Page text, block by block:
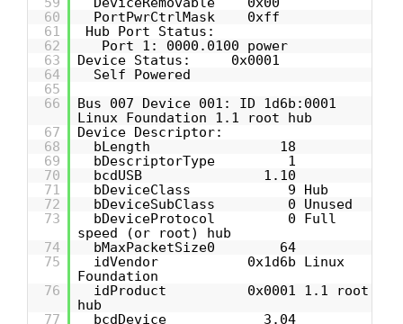
60
PortPwrCtrlMask 0xff
61
Hub Port Status:
62
Port 1: 0000.0100 power
63
Device Status: 0x0001
64
Self Powered
65
66
Bus 007 Device 001: ID 1d6b:0001
Linux Foundation 1.1 root hub
67
Device Descriptor:
68
bLength 18
69
bDescriptorType 1
70
bcdUSB 1.10
71
bDeviceClass 9 Hub
72
bDeviceSubClass 0 Unused
73
bDeviceProtocol 0 Full
speed (or root) hub
74
bMaxPacketSize0 64
75
idVendor 0x1d6b Linux
Foundation
76
idProduct 0x0001 1.1 root
hub
77
bcdDevice 3.04